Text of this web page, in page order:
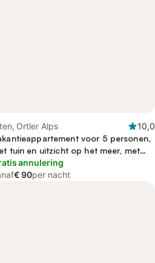
Ortler Alps
10,0
voor 5 personen,
tuin en uitzicht op het meer, met
annulering
€ 90per nacht